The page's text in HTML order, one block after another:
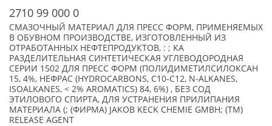
2710 99 000 0
СМАЗОЧНЫЙ МАТЕРИАЛ ДЛЯ ПРЕСС ФОРМ, ПРИМЕНЯЕМЫХ
В ОБУВНОМ ПРОИЗВОДСТВЕ, ИЗГОТОВЛЕННЫЙ ИЗ
ОТРАБОТАННЫХ НЕФТЕПРОДУКТОВ, : ; КА
РАЗДЕЛИТЕЛЬНАЯ СИНТЕТИЧЕСКАЯ УГЛЕВОДОРОДНАЯ
СЕРИИ 1502 ДЛЯ ПРЕСС ФОРМ (ПОЛИДИМЕТИЛСИЛОКСАН
15, 4%, НЕФРАС (HYDROCARBONS, C10-C12, N-ALKANES,
ISOALKANES, < 2% AROMATICS) 84, 6%) , БЕЗ СОД
ЭТИЛОВОГО СПИРТА, ДЛЯ УСТРАНЕНИЯ ПРИЛИПАНИЯ
МАТЕРИАЛА (; (ФИРМА) JAKOB KECK CHEMIE GMBH; (TM)
RELEASE AGENT